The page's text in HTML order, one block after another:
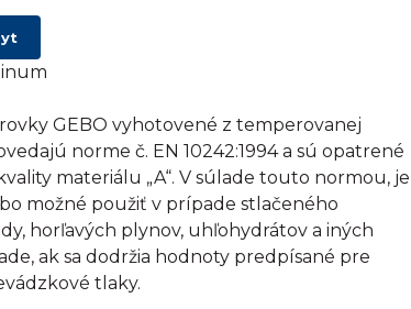
GEBO vyhotovené z temperovanej
norme č. EN 10242:1994 a sú opatrené
materiálu „A“. V súlade touto normou, je
možné použiť v prípade stlačeného
horľavých plynov, uhľohydrátov a iných
ak sa dodržia hodnoty predpísané pre
tlaky.